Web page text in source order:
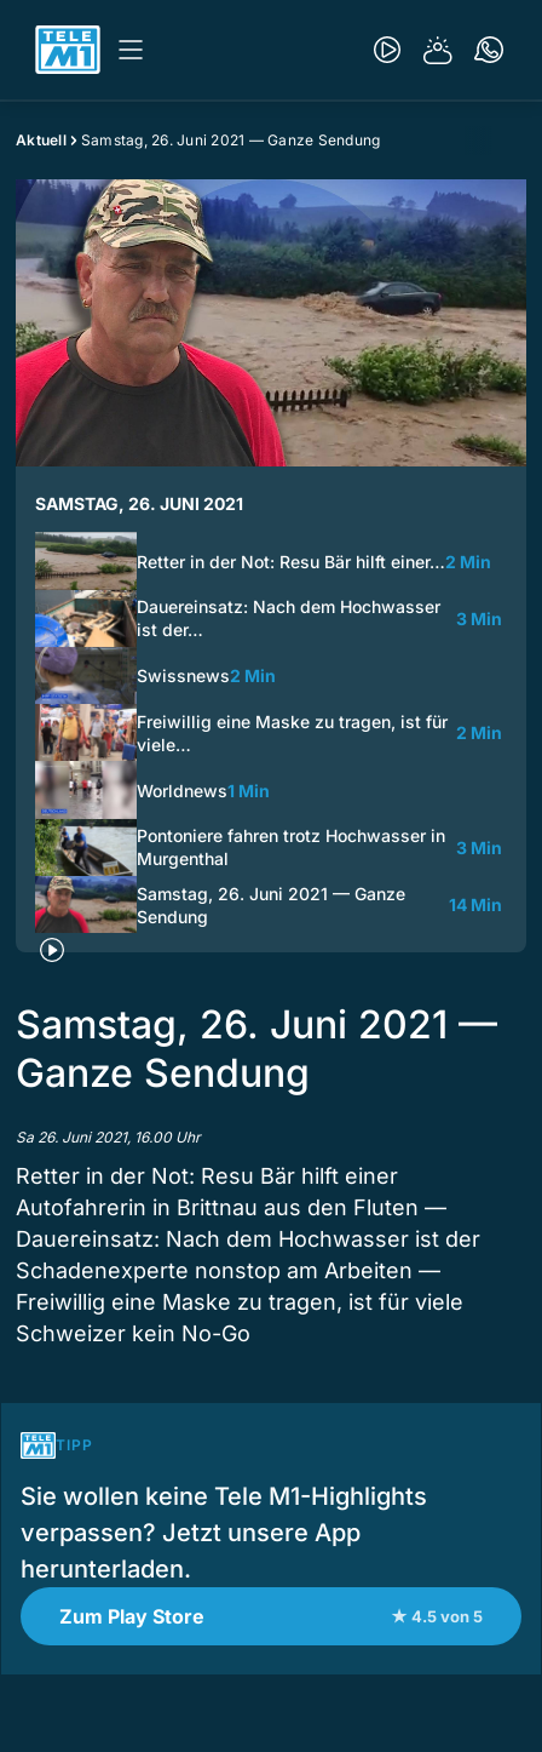
Aktuell Samstag, 26. Juni 2021 — Ganze Sendung
SAMSTAG, 26. JUNI 2021
Retter in der Not: Resu Bär hilft einer…2 Min
Dauereinsatz: Nach dem Hochwasser
ist der…
3 Min
Swissnews2 Min
Freiwillig eine Maske zu tragen, ist für
viele…
2 Min
Worldnews1 Min
Pontoniere fahren trotz Hochwasser in
Murgenthal
3 Min
Samstag, 26. Juni 2021 — Ganze
Sendung
14 Min
Samstag, 26. Juni 2021 —
Ganze Sendung
Sa 26. Juni 2021, 16.00 Uhr
Retter in der Not: Resu Bär hilft einer
Autofahrerin in Brittnau aus den Fluten —
Dauereinsatz: Nach dem Hochwasser ist der
Schadenexperte nonstop am Arbeiten —
Freiwillig eine Maske zu tragen, ist für viele
Schweizer kein No-Go
TIPP
Sie wollen keine Tele M1-Highlights
verpassen? Jetzt unsere App
herunterladen.
Zum Play Store ★ 4.5 von 5